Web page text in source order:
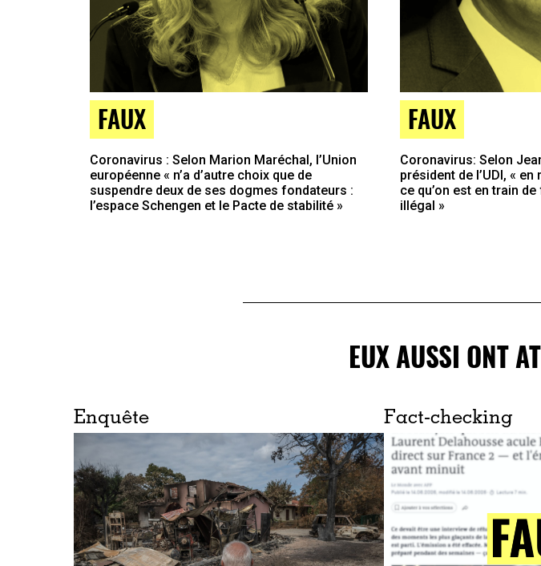
FAUX
Coronavirus : Selon Marion Maréchal, l’Union
européenne « n’a d’autre choix que de
suspendre deux de ses dogmes fondateurs :
l’espace Schengen et le Pacte de stabilité »
FAUX
Coronavirus: Selon
président de l’UDI, «
ce qu’on est en train
illégal »
EUX AUSSI ONT
Enquête Fact-checking